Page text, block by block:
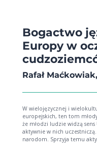
Bogactwo
Europy w
Rafał
W wielojęzycznej i
europejskich, ten tom
że młodzi ludzie widzą
aktywnie w nich
narodom. Sprzyja temu